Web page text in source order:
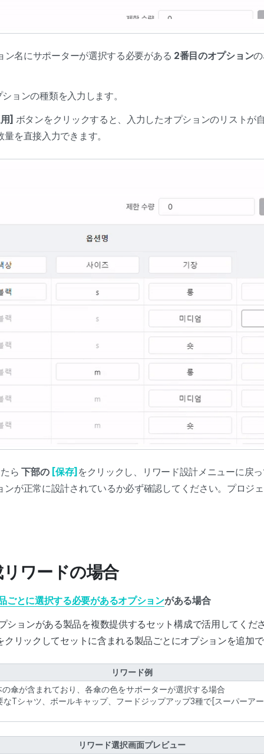
ン名にサポーターが選択する必要がある 2番目のオプション
ョンの種類を入力します。
] ボタンをクリックすると、入力したオプションのリストが
を直接入力できます。
ら 下部の [保存] をクリックし、リワード設計メニューに戻
ンが正常に設計されているか必ず確認してください。プロジ
ワードの場合
ごとに選択する必要があるオプションがある場合
ションがある製品を複数提供するセット構成で活用してくだ
クリックしてセットに含まれる製品ごとにオプションを追加
リワード例
傘が含まれており、各傘の色をサポーターが選択する場合
Tシャツ、ボールキャップ、フードジップアップ3種で[スーパーア
リワード選択画面プレビュー